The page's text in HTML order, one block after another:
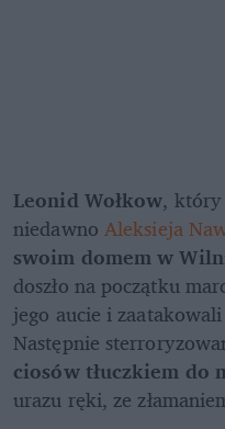
Leonid Wołkow, który
niedawno Aleksieja
swoim domem w
doszło na początku
jego aucie i
ciosów tłuczkiem do